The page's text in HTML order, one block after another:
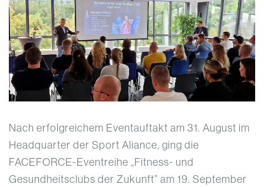
Nach erfolgreichem Eventauftakt am 31. August im
Headquarter der Sport Aliance, ging die
FACEFORCE-Eventreihe „Fitness- und
Gesundheitsclubs der Zukunft” am 19. September